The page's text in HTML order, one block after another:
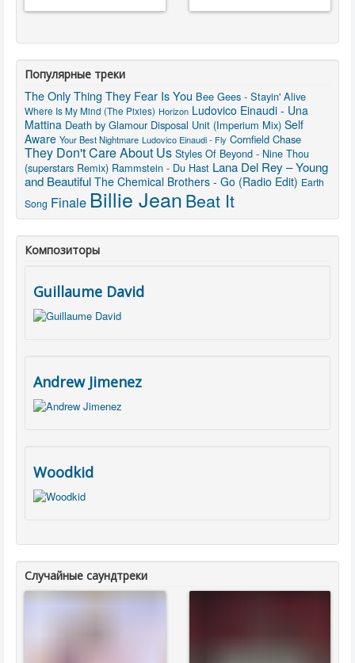
Популярные треки
The Only Thing They Fear Is You Bee Gees - Stayin' Alive
Where Is My Mind (The Pixies) Horizon Ludovico Einaudi - Una
Mattina Death by Glamour Disposal Unit (Imperium Mix) Self
Aware Your Best Nightmare Ludovico Einaudi - Fly Cornfield Chase
They Don't Care About Us Styles Of Beyond - Nine Thou
(superstars Remix) Rammstein - Du Hast Lana Del Rey – Young
and Beautiful The Chemical Brothers - Go (Radio Edit) Earth
Song Finale Billie JeanBeat It
Композиторы
Guillaume David
Andrew Jimenez
Woodkid
Случайные саундтреки